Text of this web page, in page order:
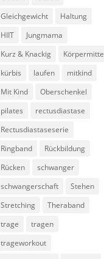
Gleichgewicht
Haltung
HIIT
Jungmama
Kurz & Knackig
Körpermitte
kürbis
laufen
mitkind
Mit Kind
Oberschenkel
pilates
rectusdiastase
Rectusdiastaseserie
Ringband
Rückbildung
Rücken
schwanger
schwangerschaft
Stehen
Stretching
Theraband
trage
tragen
trageworkout